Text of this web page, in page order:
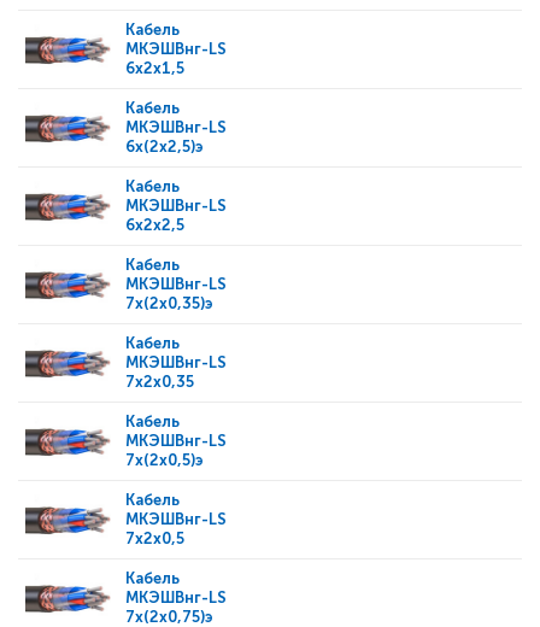
Кабель
МКЭШВнг-LS
6x2x1,5
Кабель
МКЭШВнг-LS
6x(2x2,5)э
Кабель
МКЭШВнг-LS
6x2x2,5
Кабель
МКЭШВнг-LS
7x(2x0,35)э
Кабель
МКЭШВнг-LS
7x2x0,35
Кабель
МКЭШВнг-LS
7x(2x0,5)э
Кабель
МКЭШВнг-LS
7x2x0,5
Кабель
МКЭШВнг-LS
7x(2x0,75)э